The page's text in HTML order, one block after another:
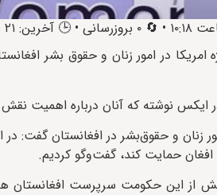
امریکا در امور زنان و حقوق بشر
ایکس نوشته که آنان درباره اهمیت
زنان و حقوق‌بشر در افغانستان گفت:
افغان حمایت کند، گفت‌وگو کردیم.
از این حکومت سرپرست افغانستان